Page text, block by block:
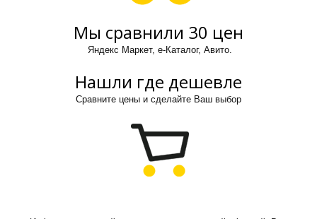
Мы сравнили 30 цен
Яндекс Маркет, е-Каталог, Авито.
Нашли где дешевле
Сравните цены и сделайте Ваш выбор